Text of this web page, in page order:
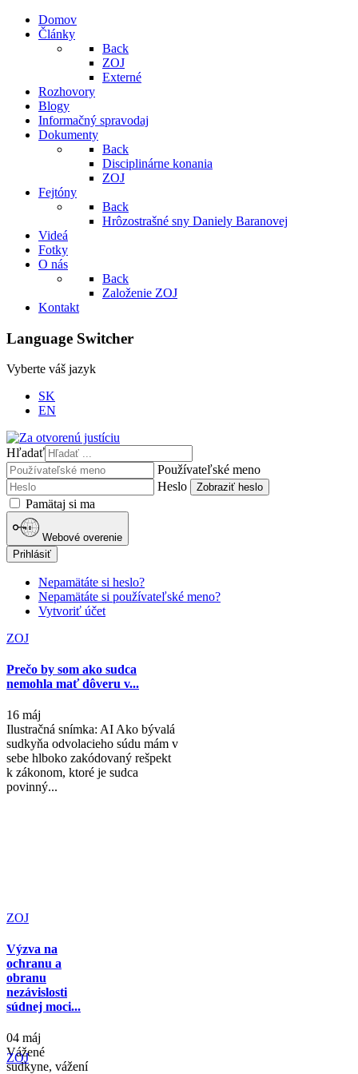
Domov
Články
Back
ZOJ
Externé
Rozhovory
Blogy
Informačný spravodaj
Dokumenty
Back
Disciplinárne konania
ZOJ
Fejtóny
Back
Hrôzostrašné sny Daniely Baranovej
Videá
Fotky
O nás
Back
Založenie ZOJ
Kontakt
Language Switcher
Vyberte váš jazyk
SK
EN
Hľadať
Používateľské meno
Heslo
Zobraziť heslo
Pamätaj si ma
Webové overenie
Prihlásiť
Nepamätáte si heslo?
Nepamätáte si používateľské meno?
Vytvoriť účet
ZOJ
Prečo by som ako sudca
nemohla mať dôveru v...
16 máj
Ilustračná snímka: AI Ako bývalá
sudkyňa odvolacieho súdu mám v
sebe hlboko zakódovaný rešpekt
k zákonom, ktoré je sudca
povinný...
ZOJ
Výzva na
ochranu a
obranu
nezávislosti
súdnej moci...
04 máj
Vážené
sudkyne, vážení
ZOJ